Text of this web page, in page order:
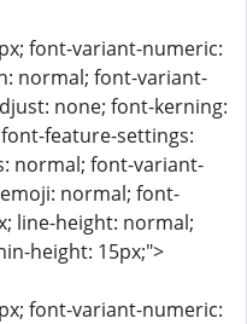
font-variant-numeric:
normal; font-variant-
none; font-kerning:
feature-settings:
normal; font-variant-
normal; font-
line-height: normal;
height: 15px;">
font-variant-numeric: